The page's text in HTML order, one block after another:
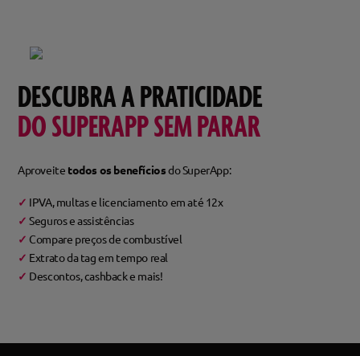
DESCUBRA A PRATICIDADE
DO SUPERAPP SEM PARAR
Aproveite todos os benefíciosdo SuperApp:
✓ IPVA, multas e licenciamento em até 12x
✓ Seguros e assistências
✓ Compare preços de combustível
✓ Extrato da tag em tempo real
✓ Descontos, cashback e mais!